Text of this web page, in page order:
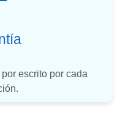
escrito por cada